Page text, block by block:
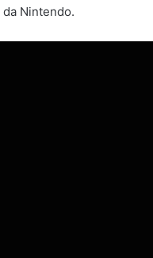
Nintendo.